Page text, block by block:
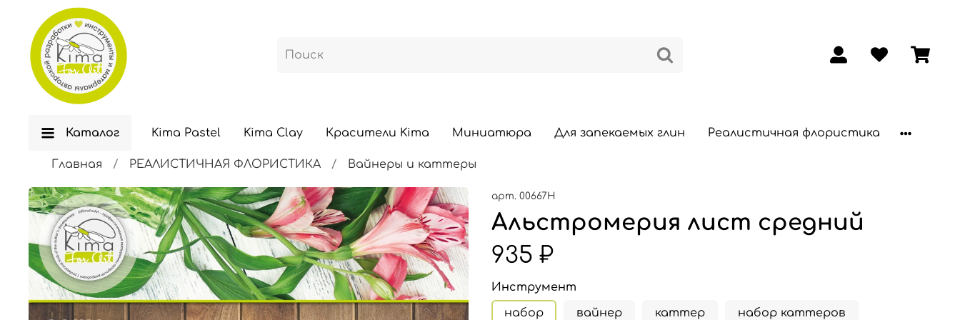
Каталог Kima Pastel Kima Clay Красители Kima Миниатюра Для запекаемых глин Реалистичная флористика
Главная РЕАЛИСТИЧНАЯ ФЛОРИСТИКА Вайнеры и каттеры
арт. 00667Н
Альстромерия лист средний
935 ₽
Инструмент
набор
вайнер каттер набор каттеров